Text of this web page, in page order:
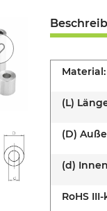
Material:
(L)
(D)
(d)
RoHS